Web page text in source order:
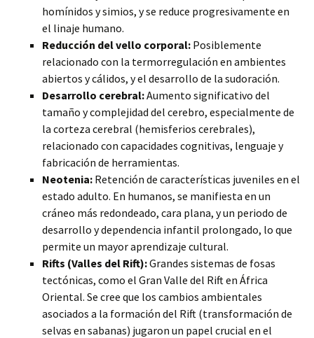
homínidos y simios, y se reduce progresivamente en
el linaje humano.
Reducción del vello corporal: Posiblemente
relacionado con la termorregulación en ambientes
abiertos y cálidos, y el desarrollo de la sudoración.
Desarrollo cerebral:Aumento significativo del
tamaño y complejidad del cerebro, especialmente de
la corteza cerebral (hemisferios cerebrales),
relacionado con capacidades cognitivas, lenguaje y
fabricación de herramientas.
Neotenia: Retención de características juveniles en el
estado adulto. En humanos, se manifiesta en un
cráneo más redondeado, cara plana, y un periodo de
desarrollo y dependencia infantil prolongado, lo que
permite un mayor aprendizaje cultural.
Rifts (Valles del Rift):Grandes sistemas de fosas
tectónicas, como el Gran Valle del Rift en África
Oriental. Se cree que los cambios ambientales
asociados a la formación del Rift (transformación de
selvas en sabanas) jugaron un papel crucial en el